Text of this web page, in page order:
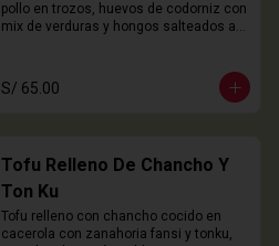
pollo en trozos, huevos de codorniz con
mix de verduras y hongos salteados al
S/ 65.00
Tofu Relleno De Chancho Y
Ton Ku
Tofu relleno con chancho cocido en
cacerola con zanahoria fansi y tonku,